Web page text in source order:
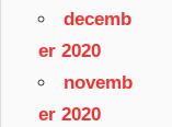
decemb
er 2020
novemb
er 2020